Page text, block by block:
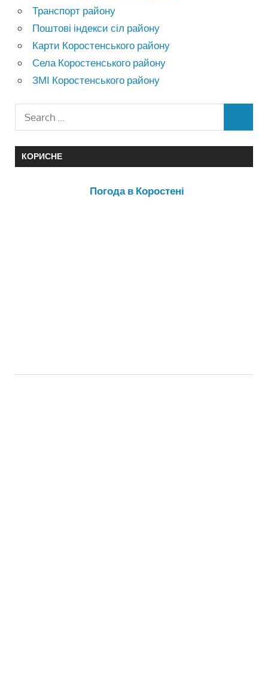
Транспорт району
Поштові індекси сіл району
Карти Коростенського району
Села Коростенського району
ЗМІ Коростенського району
КОРИСНЕ
Погода в Коростені